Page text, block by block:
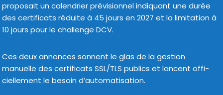
pro­po­sait un calen­drier pré­vi­sion­nel indi­quant une durée
des cer­ti­fi­cats réduite à 45 jours en 2027 et la limi­ta­tion à
10 jours pour le chal­lenge DCV.
Ces deux annonces sonnent le glas de la ges­tion
manuelle des cer­ti­fi­cats SSL/TLS publics et lancent offi­
ciel­le­ment le besoin d’automatisation.